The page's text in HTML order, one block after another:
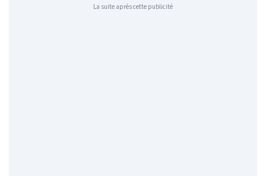
La suite après cette publicité